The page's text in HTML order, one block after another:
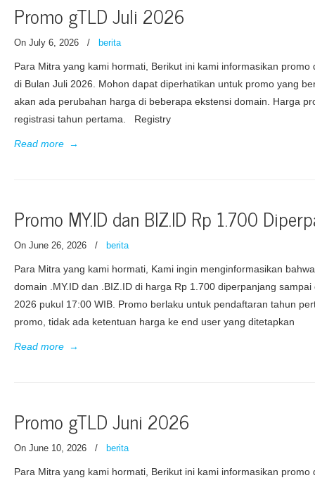
Promo gTLD Juli 2026
On July 6, 2026 / berita
Para Mitra yang kami hormati, Berikut ini kami informasikan
di Bulan Juli 2026. Mohon dapat diperhatikan untuk promo yang
akan ada perubahan harga di beberapa ekstensi domain. Harga
registrasi tahun pertama. Registry
Read more →
Promo MY.ID dan BIZ.ID Rp 1.700
On June 26, 2026 / berita
Para Mitra yang kami hormati, Kami ingin menginformasikan
domain .MY.ID dan .BIZ.ID di harga Rp 1.700 diperpanjang
2026 pukul 17:00 WIB. Promo berlaku untuk pendaftaran tahun
promo, tidak ada ketentuan harga ke end user yang ditetapkan
Read more →
Promo gTLD Juni 2026
On June 10, 2026 / berita
Para Mitra yang kami hormati, Berikut ini kami informasikan